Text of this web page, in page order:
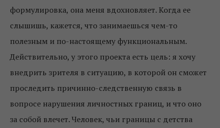
формулировка, она меня вдохновляет. Когда ее
слышишь, кажется, что занимаешься чем-то
полезным и по-настоящему функциональным.
Действительно, у этого проекта есть цель: я хочу
внедрить зрителя в ситуацию, в которой он сможет
проследить причинно-следственную связь в
вопросе нарушения личностных границ, и что оно
за собой влечет. Человек, чьи границы с детства